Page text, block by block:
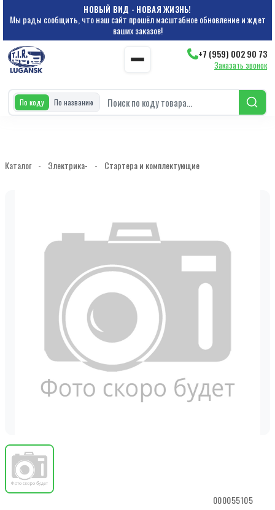
НОВЫЙ ВИД - НОВАЯ ЖИЗНЬ!
Мы рады сообщить, что наш сайт прошёл масштабное обновление и ждет
ваших заказов!
+7 (959) 002 90 73
Заказать звонок
По коду По названию
Каталог - Электрика- - Стартера и комплектующие
000055105